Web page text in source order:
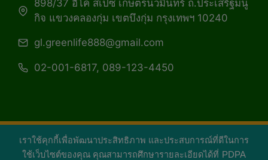
เราใช้คุกกี้เพื่อพัฒนาประสิทธิภาพ และประสบการณ์ที่ดีในการ
ใช้เว็บไซต์ของคุณ คุณสามารถศึกษารายละเอียดได้ที่ PDPA
898/37 อีโค สเปซ เกษตรนวมินทร์ ถ.ประเสริฐมนู
กิจ แขวงคลองกุ่ม เขตบึงกุ่ม กรุงเทพฯ 10240
gl.greenlife888@gmail.com
02-001-6817, 089-123-4450
Copyright 2026 — Green Life Plus mag | กรีน